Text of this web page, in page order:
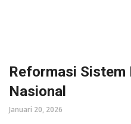
Reformasi Sistem
Nasional
Januari 20, 2026